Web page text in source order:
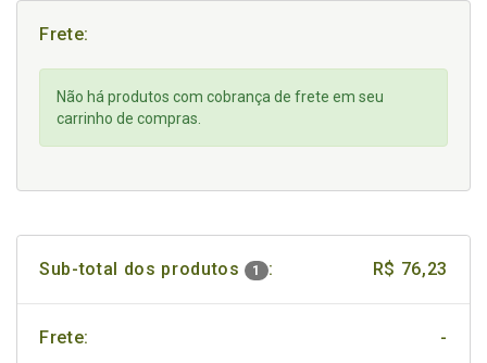
Frete:
Não há produtos com cobrança de frete em seu
carrinho de compras.
Sub-total dos produtos 1 : R$ 76,23
Frete: -